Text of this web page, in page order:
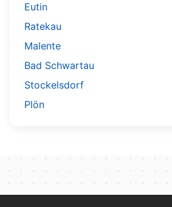
Eutin
Ratekau
Malente
Bad Schwartau
Stockelsdorf
Plön